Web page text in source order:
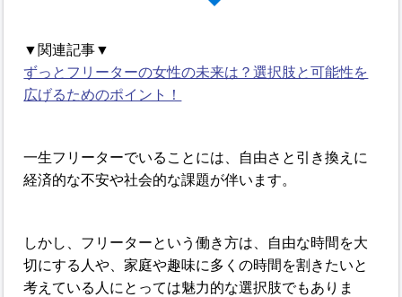
▼関連記事▼
ずっとフリーターの女性の未来は？選択肢と可能性を
広げるためのポイント！
一生フリーターでいることには、自由さと引き換えに
経済的な不安や社会的な課題が伴います。
しかし、フリーターという働き方は、自由な時間を大
切にする人や、家庭や趣味に多くの時間を割きたいと
考えている人にとっては魅力的な選択肢でもありま